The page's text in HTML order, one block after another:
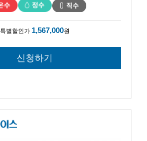
특별할인가 1,567,000원